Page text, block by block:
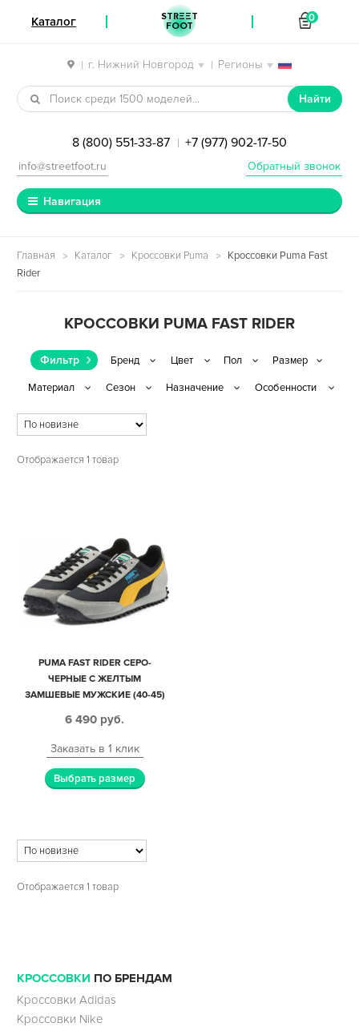
| г. Нижний Новгород | Регионы
Перейти к навигации
Перейти к содержимому
Найти
8 (800) 551-33-87 | +7 (977) 902-17-50
Обратный звонок
info@streetfoot.ru
Навигация
Главная Каталог Кроссовки Puma
Кроссовки Puma Fast
Rider
КРОССОВКИ PUMA FAST RIDER
Фильтр
Отображается 1 товар
PUMA FAST RIDER СЕРО-
ЧЕРНЫЕ С ЖЕЛТЫМ
ЗАМШЕВЫЕ МУЖСКИЕ (40-45)
6 490 руб.
Заказать в 1 клик
Выбрать размер
Отображается 1 товар
КРОССОВКИ ПО БРЕНДАМ
Кроссовки Adidas
Кроссовки Nike
Каталог STREET
FOOT
0